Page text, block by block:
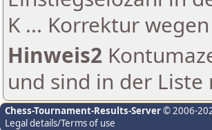
K ... Korrektur
Hinweis2
und sind in der
Chess-Tournament-Results-Server© 2006-
Legal details/Terms of use